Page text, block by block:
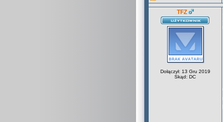
TFZ
Dołączył: 13 Gru 2019
Skąd: DC